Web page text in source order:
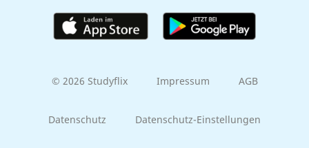
© 2026 Studyflix Impressum AGB
Datenschutz Datenschutz-Einstellungen